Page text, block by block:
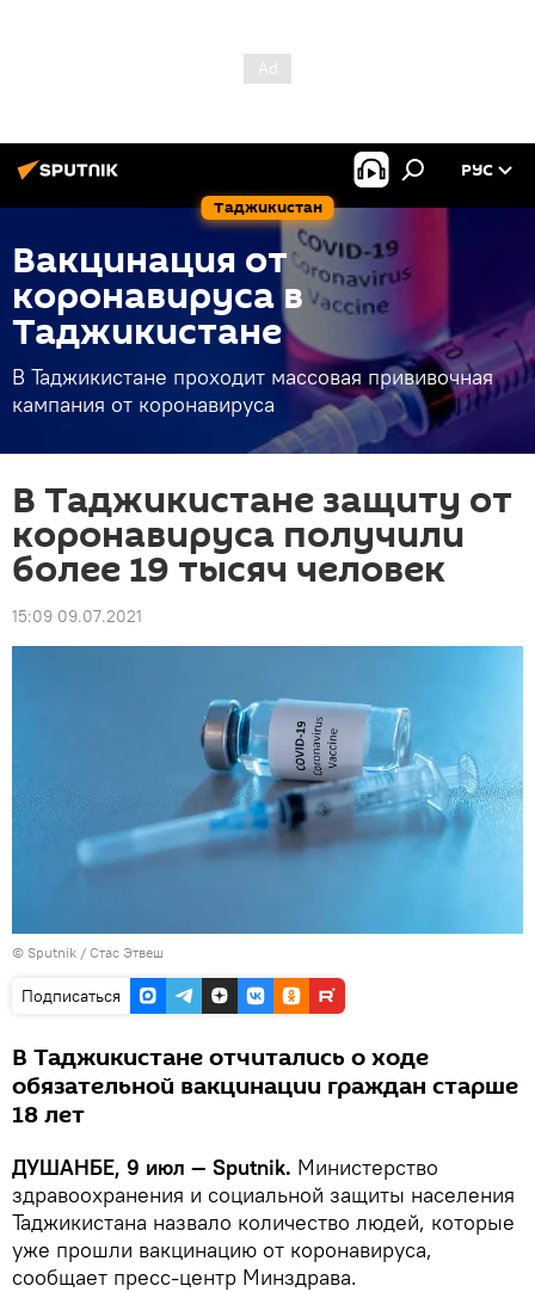
Таджикистан
РУС
Вакцинация от
коронавируса в
Таджикистане
В Таджикистане проходит массовая прививочная
кампания от коронавируса
В Таджикистане защиту от
коронавируса получили
более 19 тысяч человек
15:09 09.07.2021
© Sputnik / Стас Этвеш
Подписаться
В Таджикистане отчитались о ходе
обязательной вакцинации граждан старше
18 лет
ДУШАНБЕ, 9 июл — Sputnik. Министерство
здравоохранения и социальной защиты населения
Таджикистана назвало количество людей, которые
уже прошли вакцинацию от коронавируса,
сообщает пресс-центр Минздрава.